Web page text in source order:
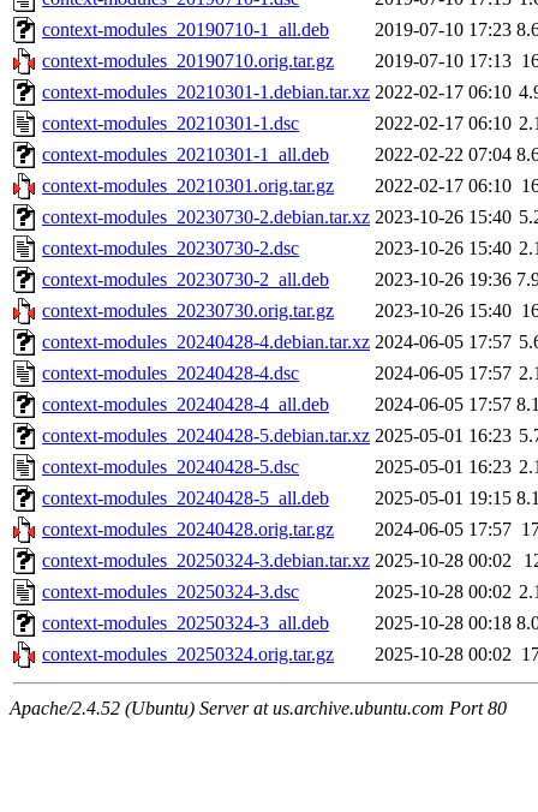
context-modules_20190710-1_all.deb
2019-07-10 17:23
context-modules_20190710.orig.tar.gz
2019-07-10 17:13
context-modules_20210301-1.debian.tar.xz 2022-02-17 06:10
context-modules_20210301-1.dsc
2022-02-17 06:10
context-modules_20210301-1_all.deb
2022-02-22 07:04
context-modules_20210301.orig.tar.gz
2022-02-17 06:10
context-modules_20230730-2.debian.tar.xz 2023-10-26 15:40
context-modules_20230730-2.dsc
2023-10-26 15:40
context-modules_20230730-2_all.deb
2023-10-26 19:36
context-modules_20230730.orig.tar.gz
2023-10-26 15:40
context-modules_20240428-4.debian.tar.xz 2024-06-05 17:57
context-modules_20240428-4.dsc
2024-06-05 17:57
context-modules_20240428-4_all.deb
2024-06-05 17:57
context-modules_20240428-5.debian.tar.xz 2025-05-01 16:23
context-modules_20240428-5.dsc
2025-05-01 16:23
context-modules_20240428-5_all.deb
2025-05-01 19:15
context-modules_20240428.orig.tar.gz
2024-06-05 17:57
context-modules_20250324-3.debian.tar.xz 2025-10-28 00:02
context-modules_20250324-3.dsc
2025-10-28 00:02
context-modules_20250324-3_all.deb
2025-10-28 00:18
context-modules_20250324.orig.tar.gz
2025-10-28 00:02
Apache/2.4.52 (Ubuntu) Server at us.archive.ubuntu.com Port 80